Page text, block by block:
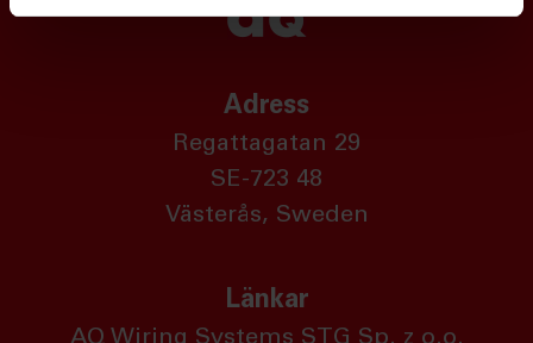
Adress
Regattagatan 29
SE-723 48
Västerås, Sweden
Länkar